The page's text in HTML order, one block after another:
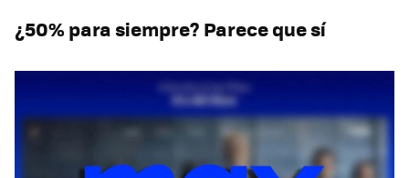
¿50% para siempre? Parece que sí